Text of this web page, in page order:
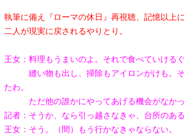
ッ
執筆に備え『ローマの休日』再視聴、記憶以上
二人が現実に戻されるやりとり。
王女：料理もうまいのよ。それで食べていけるぐ
縫い物も出し、掃除もアイロンがけも。そ
たわ。
ただ他の誰かにやってあげる機会がなかっ
記者：そうか、なら引っ越さなきゃ、台所のある
王女：そう。（間）もう行かなきゃならない。